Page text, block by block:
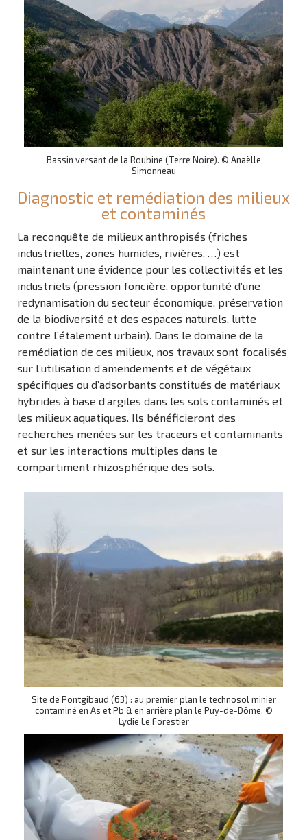
Bassin versant de la Roubine (Terre Noire). © Anaëlle
Simonneau
Diagnostic et remédiation des milieux
et contaminés
La reconquête de milieux anthropisés (friches
industrielles, zones humides, rivières, …) est
maintenant une évidence pour les collectivités et les
industriels (pression foncière, opportunité d’une
redynamisation du secteur économique, préservation
de la biodiversité et des espaces naturels, lutte
contre l’étalement urbain). Dans le domaine de la
remédiation de ces milieux, nos travaux sont focalisés
sur l’utilisation d’amendements et de végétaux
spécifiques ou d’adsorbants constitués de matériaux
hybrides à base d’argiles dans les sols contaminés et
les milieux aquatiques. Ils bénéficieront des
recherches menées sur les traceurs et contaminants
et sur les interactions multiples dans le
compartiment rhizosphérique des sols.
Site de Pontgibaud (63) : au premier plan le technosol minier
contaminé en As et Pb & en arrière plan le Puy-de-Dôme. ©
Lydie Le Forestier